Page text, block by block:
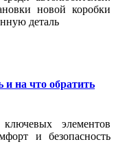
новой коробки
деталь
и на что обратить
элементов
и безопасность